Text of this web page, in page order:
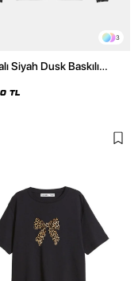
3
Siyah Dusk Baskılı
TL